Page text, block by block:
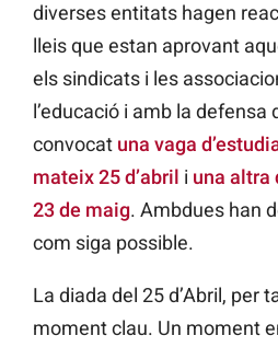
diverses entitats hagen
lleis que estan aprovant
els sindicats i les
l’educació i amb la defensa
convocat una vaga
mateix 25 d’abril i una altra
23 de maig. Ambdues han
com siga possible.
La diada del 25 d’Abril, per
moment clau. Un moment